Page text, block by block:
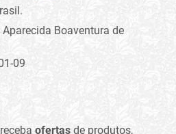
Boaventura de
09
ofertas de produtos,